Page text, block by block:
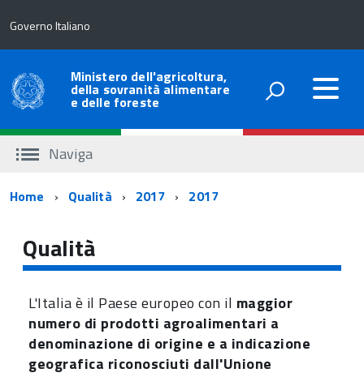
Governo Italiano
Ministero dell'agricoltura,
della sovranità alimentare
e delle foreste
Naviga
Percorso
navigazione
Home Qualità 2017 2017
Qualità
L'Italia è il Paese europeo con il maggior
numero di prodotti agroalimentari a
denominazione di origine e a indicazione
geografica riconosciuti dall'Unione